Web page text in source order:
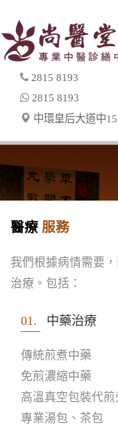
2815 8193
2815 8193
中環皇后大道中
醫療 服務
我們根據病情需要
治療。包括：
01. 中藥治療
傳統煎煮中藥
免煎濃縮中藥
高溫真空包裝代煎
專業湯包、茶包